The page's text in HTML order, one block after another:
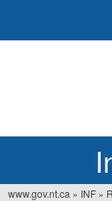
www.gov.nt.ca » INF »